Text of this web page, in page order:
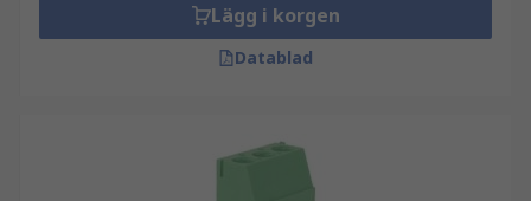
PCB-plintar finns i flera utföranden beroende på
anslutningsmetod, delning och hur kablarna ska
föras in. Valet påverkar både installation och
Lägg i korgen
Datablad